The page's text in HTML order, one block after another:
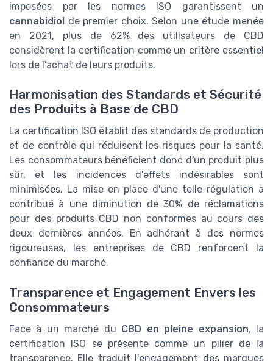
imposées par les normes ISO garantissent un
cannabidiol
de premier choix. Selon une étude menée
en 2021, plus de 62% des utilisateurs de CBD
considèrent la certification comme un critère essentiel
lors de l'achat de leurs produits.
Harmonisation des Standards et Sécurité
des Produits à Base de CBD
La certification ISO établit des standards de production
et de contrôle qui réduisent les risques pour la santé.
Les consommateurs bénéficient donc d'un produit plus
sûr, et les incidences d'effets indésirables sont
minimisées. La mise en place d'une telle régulation a
contribué à une diminution de 30% de réclamations
pour des produits CBD non conformes au cours des
deux dernières années. En adhérant à des normes
rigoureuses, les entreprises de CBD renforcent la
confiance du marché.
Transparence et Engagement Envers les
Consommateurs
Face à un marché du CBD en pleine expansion, la
certification ISO se présente comme un pilier de la
transparence. Elle traduit l'engagement des marques